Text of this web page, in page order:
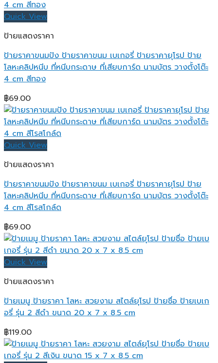
Quick View
ป้ายแสดงราคา
ป้ายราคาขนมปัง ป้ายราคาขนม เบเกอรี่ ป้ายราคายุโรป ป้าย
โลหะคลิปหนีบ ที่หนีบกระดาษ ที่เสียบการ์ด นามบัตร วางตั้งโต๊ะ
4 cm สีทอง
฿69.00
Quick View
ป้ายแสดงราคา
ป้ายราคาขนมปัง ป้ายราคาขนม เบเกอรี่ ป้ายราคายุโรป ป้าย
โลหะคลิปหนีบ ที่หนีบกระดาษ ที่เสียบการ์ด นามบัตร วางตั้งโต๊ะ
4 cm สีโรสโกล์ด
฿69.00
Quick View
ป้ายแสดงราคา
ป้ายเมนู ป้ายราคา โลหะ สวยงาม สไตล์ยุโรป ป้ายชื่อ ป้ายเบเก
อรี่ รุ่น 2 สีดำ ขนาด 20 x 7 x 8.5 cm
฿119.00